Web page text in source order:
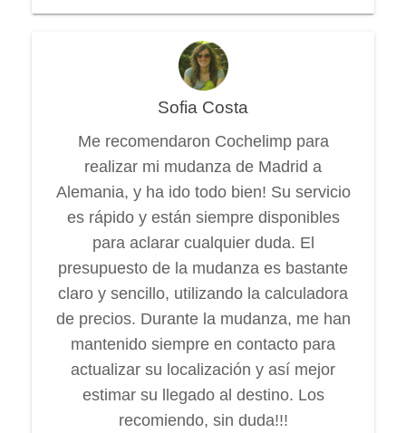
Sofia Costa
Me recomendaron Cochelimp para
realizar mi mudanza de Madrid a
Alemania, y ha ido todo bien! Su servicio
es rápido y están siempre disponibles
para aclarar cualquier duda. El
presupuesto de la mudanza es bastante
claro y sencillo, utilizando la calculadora
de precios. Durante la mudanza, me han
mantenido siempre en contacto para
actualizar su localización y así mejor
estimar su llegado al destino. Los
recomiendo, sin duda!!!